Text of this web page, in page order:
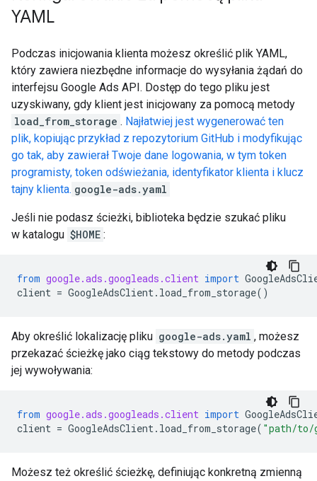
YAML
Podczas inicjowania klienta możesz określić plik YAML,
który zawiera niezbędne informacje do wysyłania żądań do
interfejsu Google Ads API. Dostęp do tego pliku jest
uzyskiwany, gdy klient jest inicjowany za pomocą metody
load_from_storage . Najłatwiej jest wygenerować ten
plik, kopiując przykład z repozytorium GitHub i modyfikując
go tak, aby zawierał Twoje dane logowania, w tym token
programisty, token odświeżania, identyfikator klienta i klucz
tajny klienta. google-ads.yaml
Jeśli nie podasz ścieżki, biblioteka będzie szukać pliku
w katalogu $HOME :
from google.ads.googleads.client import
client = GoogleAdsClient. load_from_storage()
Aby określić lokalizację pliku google-ads.yaml , możesz
przekazać ścieżkę jako ciąg tekstowy do metody podczas
jej wywoływania:
from google.ads.googleads.client import
client = GoogleAdsClient. load_from_storage( "path/to/
Możesz też określić ścieżkę, definiując konkretną zmienną